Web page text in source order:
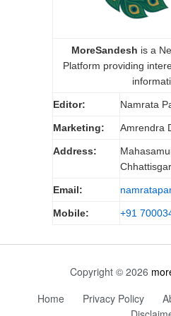
MoreSandesh is a
Platform providing
Editor: Namrata
Marketing: Amrendra
Address:
Email:
Mobile: +91
Copyright © 2026
Home
Privacy Policy